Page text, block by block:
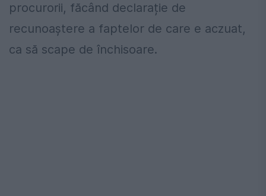
procurorii, făcând declarație de
recunoaștere a faptelor de care e aczuat,
ca să scape de închisoare.